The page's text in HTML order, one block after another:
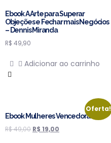
Ebook A Arte para Superar
Objeções e Fechar mais Negócios
– Dennis Miranda
R$ 49,90
Adicionar ao carrinho
Oferta!
Ebook Mulheres Vencedoras
R$49,00 R$ 19,00